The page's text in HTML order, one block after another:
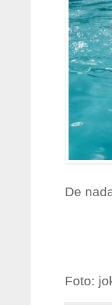
De
Foto: